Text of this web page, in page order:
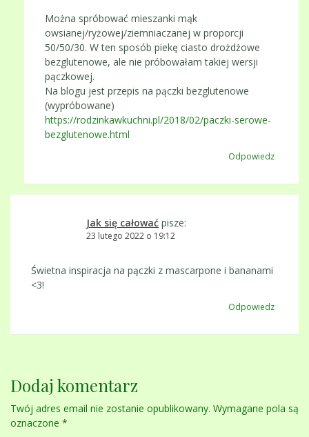
Można spróbować mieszanki mąk
owsianej/ryżowej/ziemniaczanej w proporcji
50/50/30. W ten sposób piekę ciasto drożdżowe
bezglutenowe, ale nie próbowałam takiej wersji
pączkowej.
Na blogu jest przepis na pączki bezglutenowe
(wypróbowane)
https://rodzinkawkuchni.pl/2018/02/paczki-serowe-
bezglutenowe.html
Odpowiedz
Jak się całować pisze:
23 lutego 2022 o 19:12
Świetna inspiracja na pączki z mascarpone i bananami
<3!
Odpowiedz
Dodaj komentarz
Twój adres email nie zostanie opublikowany. Wymagane pola są
oznaczone *